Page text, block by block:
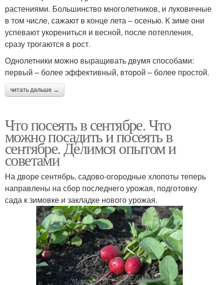
растениями. Большинство многолетников, и луковичные
в том числе, сажают в конце лета – осенью. К зиме они
успевают укорениться и весной, после потепления,
сразу трогаются в рост.
Однолетники можно выращивать двумя способами:
первый – более эффективный, второй – более простой.
читать дальше →
Что посеять в сентябре. Что
можно посадить и посеять в
сентябре. Делимся опытом и
советами
На дворе сентябрь, садово-огородные хлопоты теперь
направлены на сбор последнего урожая, подготовку
сада к зимовке и закладке нового урожая.